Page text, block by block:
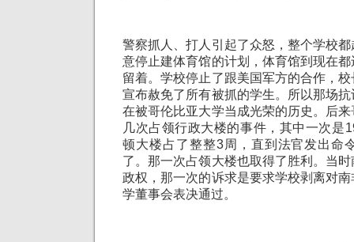
警察抓人、打人引起了众怒，整个学校
意停止建体育馆的计划，体育馆到现在
留着。学校停止了跟美国军方的合作，
宣布赦免了所有被抓的学生。所以那场
在被哥伦比亚大学当成光荣的历史。后
几次占领行政大楼的事件，其中一次是
顿大楼占了整整3周，直到法官发出命
了。那一次占领大楼也取得了胜利。当
政权，那一次的诉求是要求学校剥离对
学董事会表决通过。